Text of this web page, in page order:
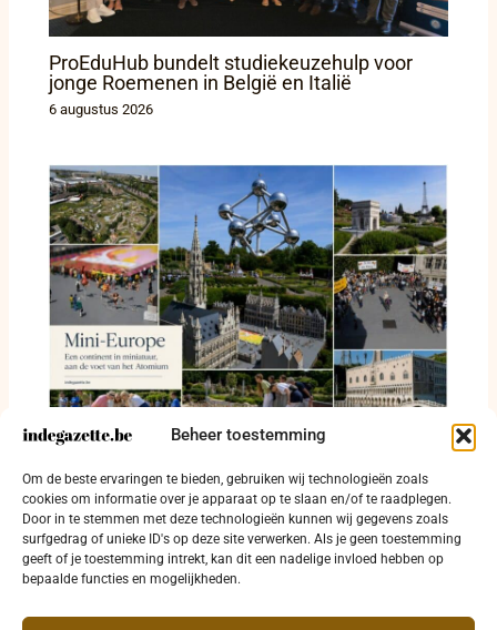
Beheer toestemming
Om de beste ervaringen te bieden, gebruiken wij technologieën zoals
cookies om informatie over je apparaat op te slaan en/of te raadplegen.
Door in te stemmen met deze technologieën kunnen wij gegevens zoals
surfgedrag of unieke ID's op deze site verwerken. Als je geen toestemming
geeft of je toestemming intrekt, kan dit een nadelige invloed hebben op
bepaalde functies en mogelijkheden.
ProEduHub bundelt studiekeuzehulp voor
jonge Roemenen in België en Italië
6 augustus 2026
Mini-Europe (Mini-Europa) brengt 28 landen
binnen één dag en geeft duo-tickets weg
17 juli 2026